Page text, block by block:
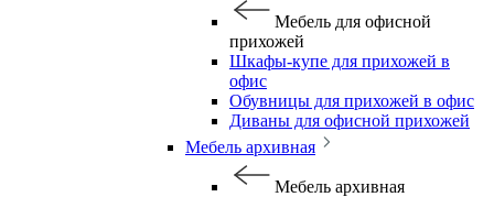
Мебель для офисной
прихожей
Шкафы-купе для прихожей в
офис
Обувницы для прихожей в офис
Диваны для офисной прихожей
Мебель архивная
Мебель архивная